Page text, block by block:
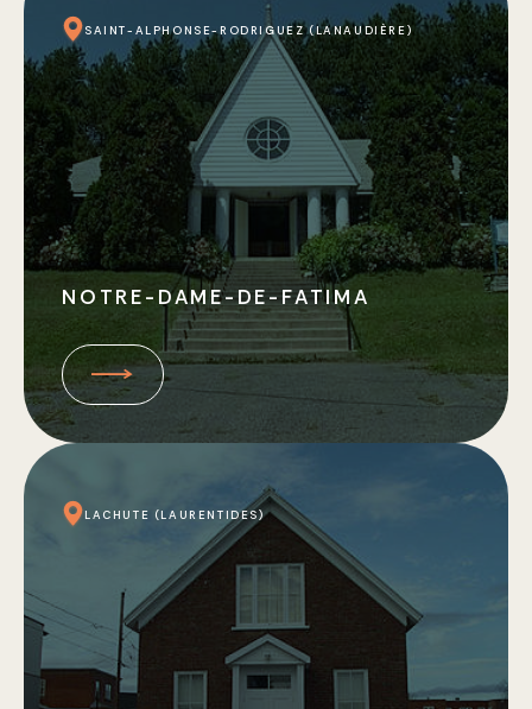
SAINT-ALPHONSE-RODRIGUEZ (LANAUDIÈRE)
NOTRE-DAME-DE-FATIMA
LACHUTE (LAURENTIDES)